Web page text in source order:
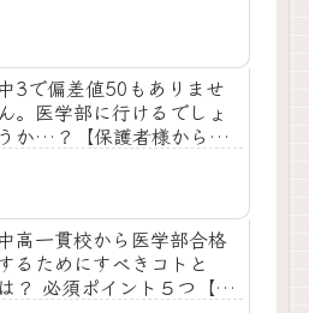
中3で偏差値50もありませ
ん。医学部に行けるでしょ
うか…？【保護者様からの
中高一貫校から医学部合格
るためにすべきコトと
は？ 必須ポイント５つ【中